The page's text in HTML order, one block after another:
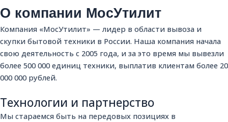
О компании МосУтилит
Компания «МосУтилит» — лидер в области вывоза и
скупки бытовой техники в России. Наша компания начала
свою деятельность с 2005 года, и за это время мы вывезли
более 500 000 единиц техники, выплатив клиентам более 20
000 000 рублей.
Технологии и партнерство
Мы стараемся быть на передовых позициях в